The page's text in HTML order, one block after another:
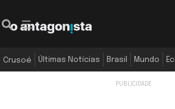
Crusoé Últimas Notícias Brasil Mundo